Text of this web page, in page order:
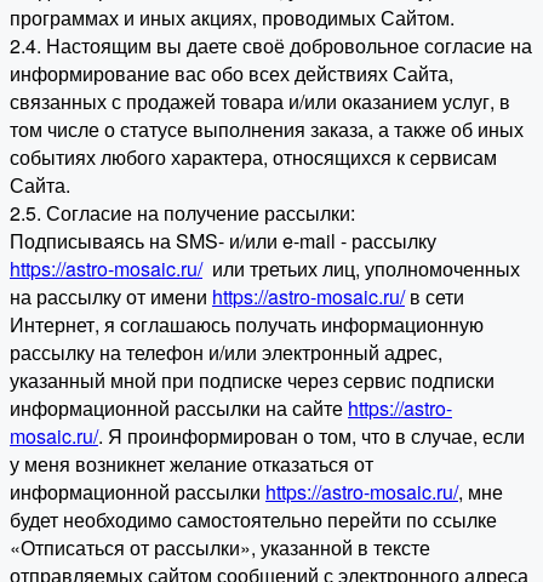
программах и иных акциях, проводимых Сайтом.
2.4. Настоящим вы даете своё добровольное согласие на
информирование вас обо всех действиях Сайта,
связанных с продажей товара и/или оказанием услуг, в
том числе о статусе выполнения заказа, а также об иных
событиях любого характера, относящихся к сервисам
Сайта.
2.5. Согласие на получение рассылки:
Подписываясь на SMS- и/или e-mail - рассылку
https://astro-mosaic.ru/или третьих лиц, уполномоченных
на рассылку от имени https://astro-mosaic.ru/в сети
Интернет, я соглашаюсь получать информационную
рассылку на телефон и/или электронный адрес,
указанный мной при подписке через сервис подписки
информационной рассылки на сайте https://astro-
mosaic.ru/. Я проинформирован о том, что в случае, если
у меня возникнет желание отказаться от
информационной рассылки https://astro-mosaic.ru/, мне
будет необходимо самостоятельно перейти по ссылке
«Отписаться от рассылки», указанной в тексте
отправляемых сайтом сообщений с электронного адреса